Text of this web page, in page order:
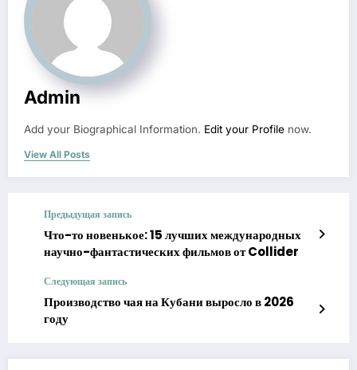
Admin
Add your Biographical Information. Edit your Profile now.
View All Posts
Предыдущая запись
Что-то новенькое: 15 лучших международных
научно-фантастических фильмов от Collider
Следующая запись
Производство чая на Кубани выросло в 2026
году